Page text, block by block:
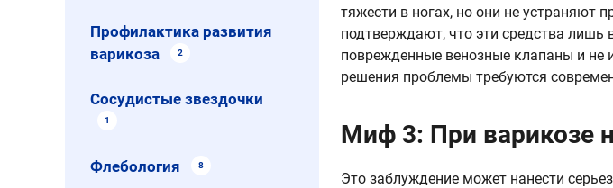
тяжести в ногах, но они не устраняют
подтверждают, что эти средства
поврежденные венозные клапаны и не
решения проблемы требуются
Миф 3: При варикозе
Это заблуждение может нанести
Профилактика развития
варикоза
2
Сосудистые звездочки
1
Флебология 8